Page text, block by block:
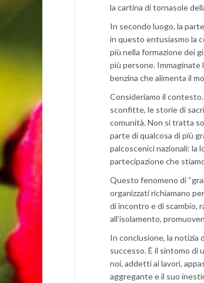
la cartina di tornasole
In secondo luogo, la
in questo entusiasmo la
più nella formazione dei
più persone. Immaginate
benzina che alimenta il
Consideriamo il
sconfitte, le storie di
comunità. Non si tratta
parte di qualcosa di più
palcoscenici nazionali: la
partecipazione che
Questo fenomeno di
organizzati richiamano
di incontro e di scambio,
all’isolamento,
In conclusione, la notizia
successo. È il sintomo di
noi, addetti ai lavori,
aggregante e il suo